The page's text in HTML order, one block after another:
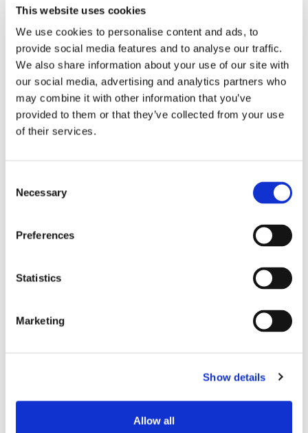
This website uses cookies
We use cookies to personalise content and ads, to
provide social media features and to analyse our traffic.
We also share information about your use of our site with
our social media, advertising and analytics partners who
may combine it with other information that you’ve
provided to them or that they’ve collected from your use
of their services.
Selection
Necessary
Preferences
Statistics
Marketing
Show details
Allow all
limpará os conectores MIL PRF 28876 com os terminais
MIL DTL 29504/15 e /14. O limpador é eficaz para
limpar as faces finais dos conectores sem a necessidade
de solventes inflamáveis. Este limpador é compatível
com RoHS e REACH.
400 de limpeza para polimento plano e angular
Limpa SMPTE 304M, MIL 28876
SOLICITE MAIS INFORMAÇÕES
Senko Part Number SCK-SS-M-200A